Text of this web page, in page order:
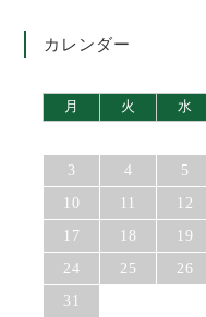
カレンダー
月
火 水
3
4 5
10
11 12
17
18 19
24
25 26
31